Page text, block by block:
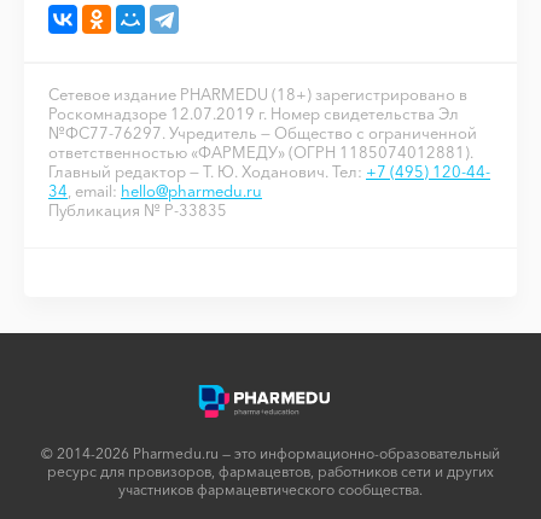
Сетевое издание PHARMEDU (18+) зарегистрировано в
Роскомнадзоре 12.07.2019 г. Номер свидетельства Эл
№ФС77-76297. Учредитель — Общество с ограниченной
ответственностью «ФАРМЕДУ» (ОГРН 1185074012881).
Главный редактор — Т. Ю. Ходанович. Тел: +7 (495) 120-44-
34 , email: hello@pharmedu.ru
Публикация № P-33835
© 2014-2026 Pharmedu.ru — это информационно-образовательный
ресурс для провизоров, фармацевтов, работников сети и других
участников фармацевтического сообщества.